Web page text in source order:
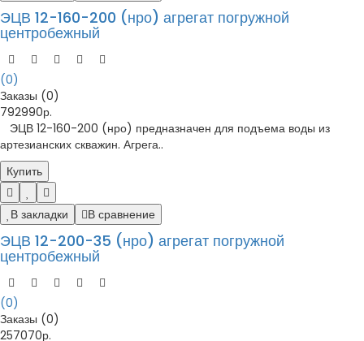
ЭЦВ 12-160-200 (нро) агрегат погружной
центробежный
(0)
Заказы (0)
792990р.
ЭЦВ 12-160-200 (нро) предназначен для подъема воды из
артезианских скважин. Агрега..
Купить
В закладки В сравнение
ЭЦВ 12-200-35 (нро) агрегат погружной
центробежный
(0)
Заказы (0)
257070р.